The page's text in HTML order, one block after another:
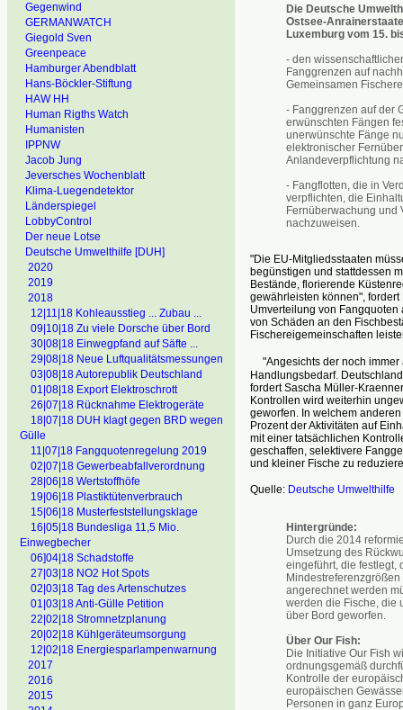
Gegenwind
GERMANWATCH
Giegold Sven
Greenpeace
Hamburger Abendblatt
Hans-Böckler-Stiftung
HAW HH
Human Rigths Watch
Humanisten
IPPNW
Jacob Jung
Jeversches Wochenblatt
Klima-Luegendetektor
Länderspiegel
LobbyControl
Der neue Lotse
Deutsche Umwelthilfe [DUH]
2020
2019
2018
12|11|18 Kohleausstieg ... Zubau ...
09|10|18 Zu viele Dorsche über Bord
30|08|18 Einwegpfand auf Säfte ...
29|08|18 Neue Luftqualitätsmessungen
03|08|18 Autorepublik Deutschland
01|08|18 Export Elektroschrott
26|07|18 Rücknahme Elektrogeräte
18|07|18 DUH klagt gegen BRD wegen
Gülle
11|07|18 Fangquotenregelung 2019
02|07|18 Gewerbeabfallverordnung
28|06|18 Wertstoffhöfe
19|06|18 Plastiktütenverbrauch
15|06|18 Musterfeststellungsklage
16|05|18 Bundesliga 11,5 Mio.
Einwegbecher
06]04|18 Schadstoffe
27|03|18 NO2 Hot Spots
02|03|18 Tag des Artenschutzes
01|03|18 Anti-Gülle Petition
22|02|18 Stromnetzplanung
20|02|18 Kühlgeräteumsorgung
12|02|18 Energiesparlampenwarnung
2017
2016
2015
Die Deutsche
Ostsee-
Luxemburg vom 15.
- den
Fanggrenzen auf
Gemeinsamen
- Fanggrenzen auf der
erwünschten Fängen
unerwünschte Fänge
elektronischer
Anlandeverpflichtung
- Fangflotten, die in
verpflichten, die
Fernüberwachung und
nachzuweisen.
"Die EU-Mitgliedsstaaten
begünstigen und stattdessen
Bestände, florierende
gewährleisten können",
Umverteilung von
von Schäden an den
Fischereigemeinschaften
"Angesichts der noch immer
Handlungsbedarf.
fordert Sascha Müller-
Kontrollen wird weiterhin
geworfen. In welchem
Prozent der Aktivitäten auf
mit einer tatsächlichen
geschaffen, selektivere
und kleiner Fische zu
Quelle: Deutsche Umwelthilfe
Hintergründe:
Durch die 2014
Umsetzung des
eingeführt, die festlegt,
angerechnet werden
werden die Fische, die
über Bord geworfen.
Über Our Fish:
Die Initiative Our Fish
ordnungsgemäß
Kontrolle der
europäischen
Personen in ganz